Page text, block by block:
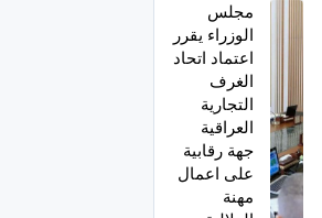
مجلس
الوزراء يقرر
اعتماد اتحاد
الغرف
التجارية
العراقية
جهة رقابية
على اعمال
مهنة